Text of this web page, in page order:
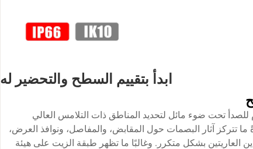
ابدأ بتقييم السطح والتحضير له
تحت ضوء مائل لتحديد المناطق ذات التلامس العالي
ما تتركز آثار البصمات حول المقابض، والمفاصل، ونوافذ العرض،
العاريتين بشكل متكرر. وغالبًا ما تظهر طبقة الزيت على هيئة